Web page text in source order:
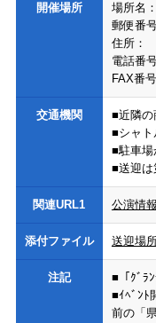
開催場所 場所名：
郵便番
住所：
電話番
FAX番号
交通機関
■近隣の
■シャト
■駐車場
■送迎は
関連URL1 公演情報
添付ファイル 送迎場
注記
■「ｸﾞﾗ
■ｲﾍﾞﾝﾄ
前の「